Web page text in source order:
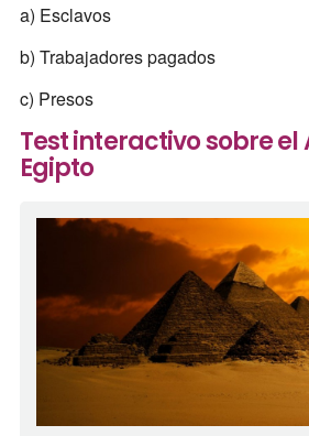
a) Esclavos
b) Trabajadores pagados
c) Presos
Test interactivo sobre el
Egipto